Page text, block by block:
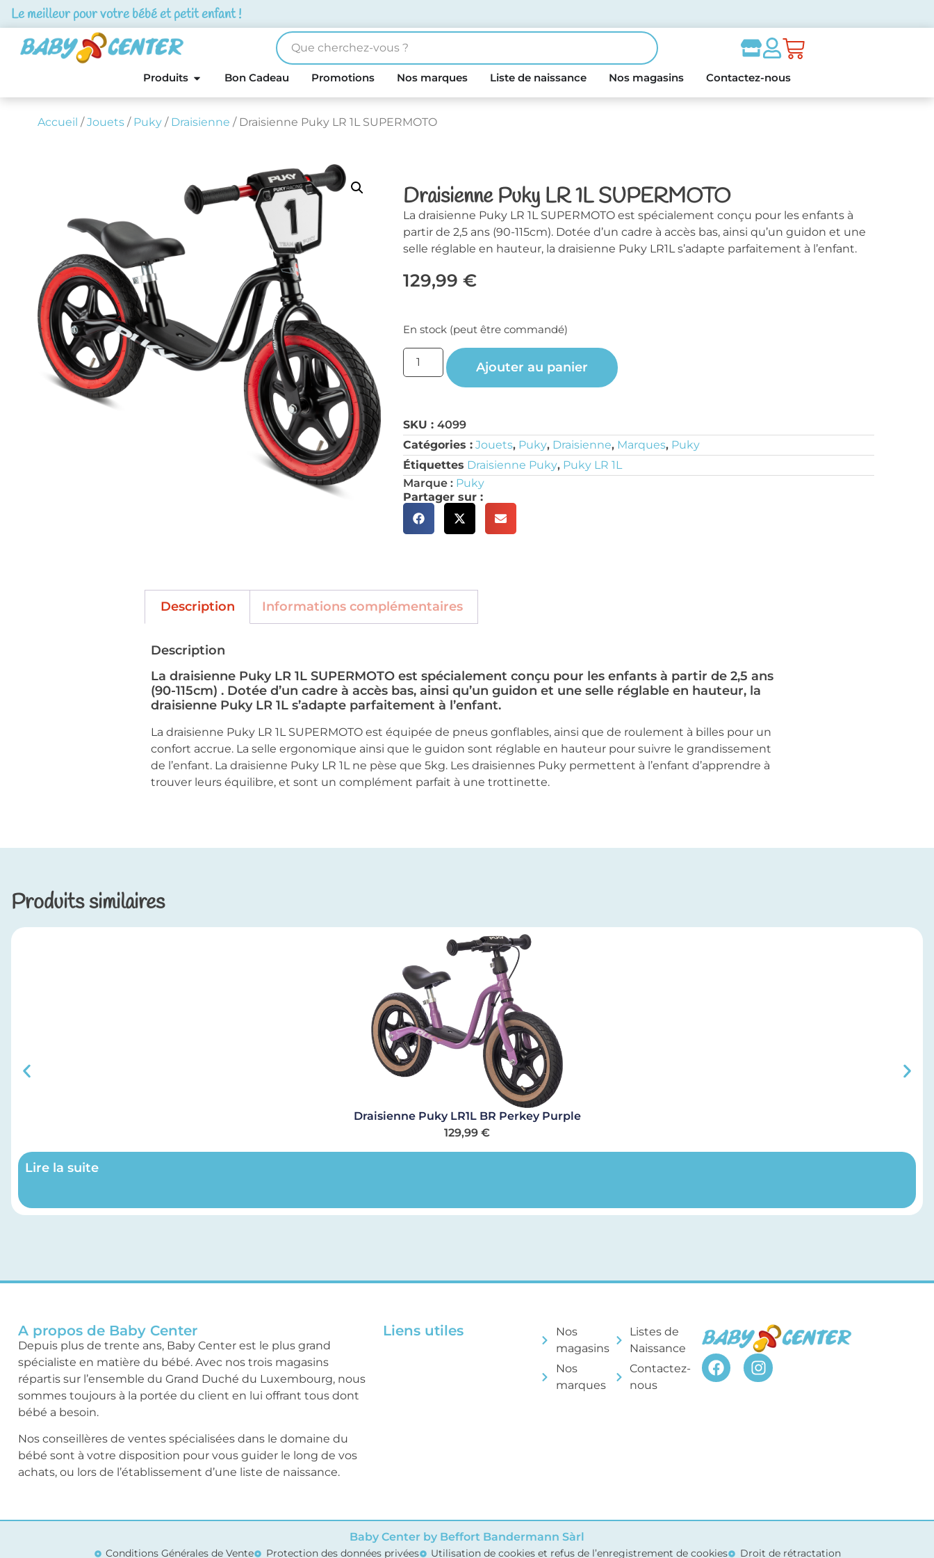
Le meilleur pour votre bébé et petit enfant !
Produits Bon Cadeau Promotions Nos marques Liste de naissance Nos magasins Contactez-nous
Accueil /Jouets/ Puky/ Draisienne / Draisienne Puky LR 1L SUPERMOTO
Draisienne Puky LR 1L SUPERMOTO
La draisienne Puky LR 1L SUPERMOTO est spécialement conçu pour les enfants à
partir de 2,5 ans (90-115cm). Dotée d’un cadre à accès bas, ainsi qu’un guidon et une
selle réglable en hauteur, la draisienne Puky LR1L s’adapte parfaitement à l’enfant.
129,99€
En stock (peut être commandé)
Ajouter au panier
SKU :4099
Catégories : Jouets, Puky, Draisienne, Marques, Puky
Étiquettes Draisienne Puky, Puky LR 1L
Marque : Puky
Partager sur :
Description Informations complémentaires
Description
La draisienne Puky LR 1L SUPERMOTO est spécialement conçu pour les enfants à partir de 2,5 ans
(90-115cm) . Dotée d’un cadre à accès bas, ainsi qu’un guidon et une selle réglable en hauteur, la
draisienne Puky LR 1L s’adapte parfaitement à l’enfant.
La draisienne Puky LR 1L SUPERMOTO est équipée de pneus gonflables, ainsi que de roulement à billes pour un
confort accrue. La selle ergonomique ainsi que le guidon sont réglable en hauteur pour suivre le grandissement
de l’enfant. La draisienne Puky LR 1L ne pèse que 5kg. Les draisiennes Puky permettent à l’enfant d’apprendre à
trouver leurs équilibre, et sont un complément parfait à une trottinette.
Produits similaires
Draisienne Puky LR1L BR Perkey Purple
129,99 €
Lire la suite
A propos de Baby Center
Depuis plus de trente ans, Baby Center est le plus grand
spécialiste en matière du bébé. Avec nos trois magasins
répartis sur l’ensemble du Grand Duché du Luxembourg, nous
sommes toujours à la portée du client en lui offrant tous dont
bébé a besoin.
Nos conseillères de ventes spécialisées dans le domaine du
bébé sont à votre disposition pour vous guider le long de vos
achats, ou lors de l’établissement d’une liste de naissance.
Liens utiles
Nos
magasins
Nos
marques
Listes de
Naissance
Contactez-
nous
Baby Center by Beffort Bandermann Sàrl
Conditions Générales de Vente Protection des données privées Utilisation de cookies et refus de l’enregistrement de cookies Droit de rétractation